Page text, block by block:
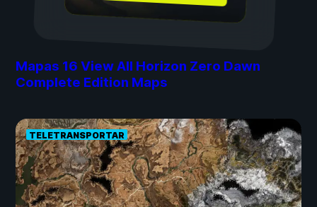
Mapas 16 View All Horizon Zero Dawn
Complete Edition Maps
TELETRANSPORTAR